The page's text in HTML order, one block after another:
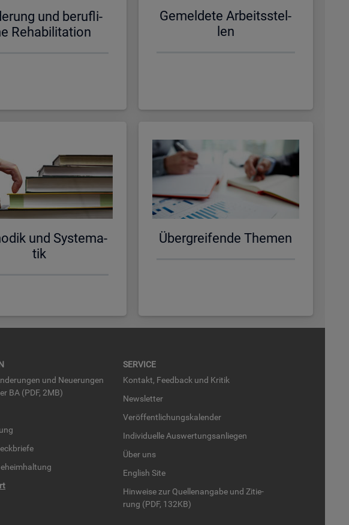
und be­ruf­li­
Re­ha­bi­li­ta­ti­on
Ge­mel­de­te Ar­beits­stel­
len
und Sys­te­ma­
tik
Über­grei­fen­de The­men
und Neue­run­gen
BA (PDF, 2MB)
SER­VICE
Kon­takt, Feed­back und Kri­tik
News­let­ter
Ver­öf­fent­li­chungs­ka­len­der
In­di­vi­du­el­le Aus­wer­tungs­an­lie­gen
Über uns
English Site
Hin­wei­se zur Quel­len­an­ga­be und Zi­tie­
rung (PDF, 132KB)